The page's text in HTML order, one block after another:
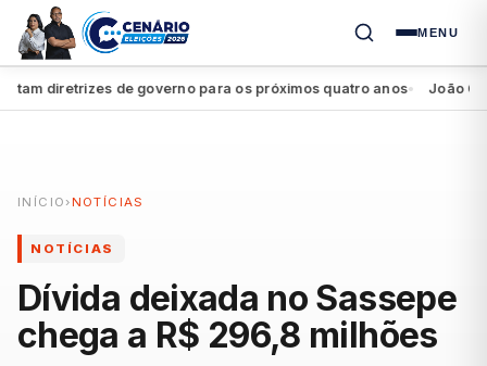
MENU
diretrizes de governo para os próximos quatro anos ● João
INÍCIO › NOTÍCIAS
NOTÍCIAS
Dívida deixada no Sassepe
chega a R$ 296,8 milhões